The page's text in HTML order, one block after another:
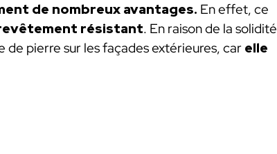
de nombreux avantages. En effet, ce
résistant. En raison de la solidité
pierre sur les façades extérieures, car elle